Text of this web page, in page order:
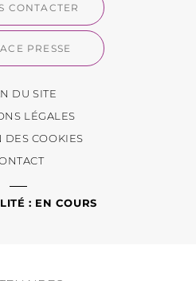
CONTACTER
PRESSE
DU SITE
LÉGALES
DES COOKIES
: EN COURS